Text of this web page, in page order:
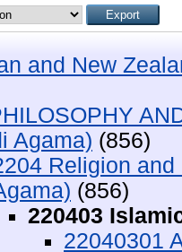
and New
Agama) (856)
Religion
(856)
220403
22040301